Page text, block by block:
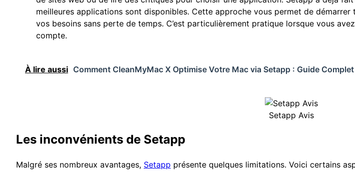
meilleures applications sont disponibles. Cette approche vous permet de
vos besoins sans perte de temps. C’est particulièrement pratique lorsque vous
compte.
À lire aussi Comment CleanMyMac X Optimise Votre Mac via Setapp : Guide Complet
Setapp Avis
Les inconvénients de Setapp
Malgré ses nombreux avantages, Setapp présente quelques limitations. Voici certains